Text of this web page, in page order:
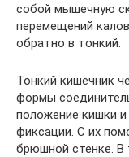
собой мышечную
перемещений
обратно в тонкий.
Тонкий кишечник
формы
положение кишки и
фиксации. С их
брюшной стенке. В